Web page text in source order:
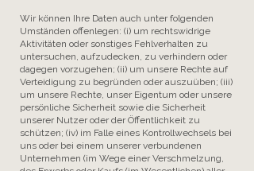
Wir können Ihre Daten auch unter folgenden
Umständen offenlegen: (i) um rechtswidrige
Aktivitäten oder sonstiges Fehlverhalten zu
untersuchen, aufzudecken, zu verhindern oder
dagegen vorzugehen; (ii) um unsere Rechte auf
Verteidigung zu begründen oder auszuüben; (iii)
um unsere Rechte, unser Eigentum oder unsere
persönliche Sicherheit sowie die Sicherheit
unserer Nutzer oder der Öffentlichkeit zu
schützen; (iv) im Falle eines Kontrollwechsels bei
uns oder bei einem unserer verbundenen
Unternehmen (im Wege einer Verschmelzung,